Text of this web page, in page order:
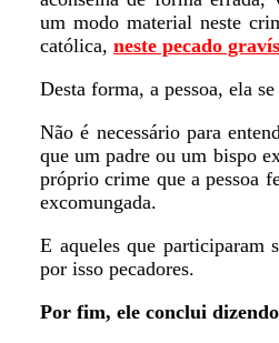
um modo material neste
católica, neste pecado
Desta forma, a pessoa, ela
Não é necessário para
que um padre ou um bispo
próprio crime que a pessoa
excomungada.
E aqueles que participaram
por isso pecadores.
Por fim, ele conclui